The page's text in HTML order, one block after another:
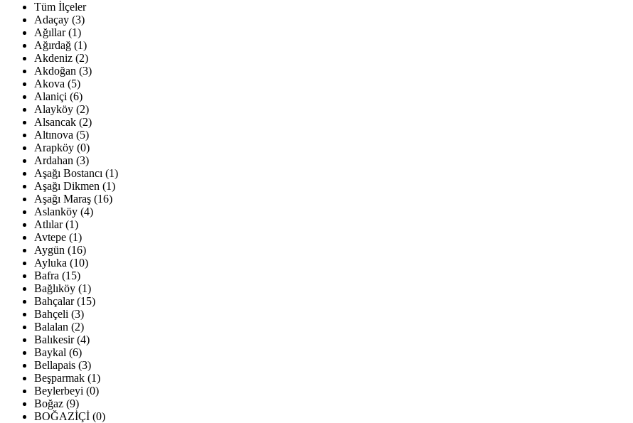
Tüm İlçeler
Adaçay (3)
Ağıllar (1)
Ağırdağ (1)
Akdeniz (2)
Akdoğan (3)
Akova (5)
Alaniçi (6)
Alayköy (2)
Alsancak (2)
Altınova (5)
Arapköy (0)
Ardahan (3)
Aşağı Bostancı (1)
Aşağı Dikmen (1)
Aşağı Maraş (16)
Aslanköy (4)
Atlılar (1)
Avtepe (1)
Aygün (16)
Ayluka (10)
Bafra (15)
Bağlıköy (1)
Bahçalar (15)
Bahçeli (3)
Balalan (2)
Balıkesir (4)
Baykal (6)
Bellapais (3)
Beşparmak (1)
Beylerbeyi (0)
Boğaz (9)
BOĞAZİÇİ (0)